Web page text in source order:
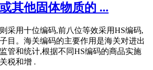
其他固体物质的 ...
采用十位编码,前八位等效采用HS编码,
目。海关编码的主要作用是海关对进出
管和统计,根据不同HS编码的商品实施
税和增 .